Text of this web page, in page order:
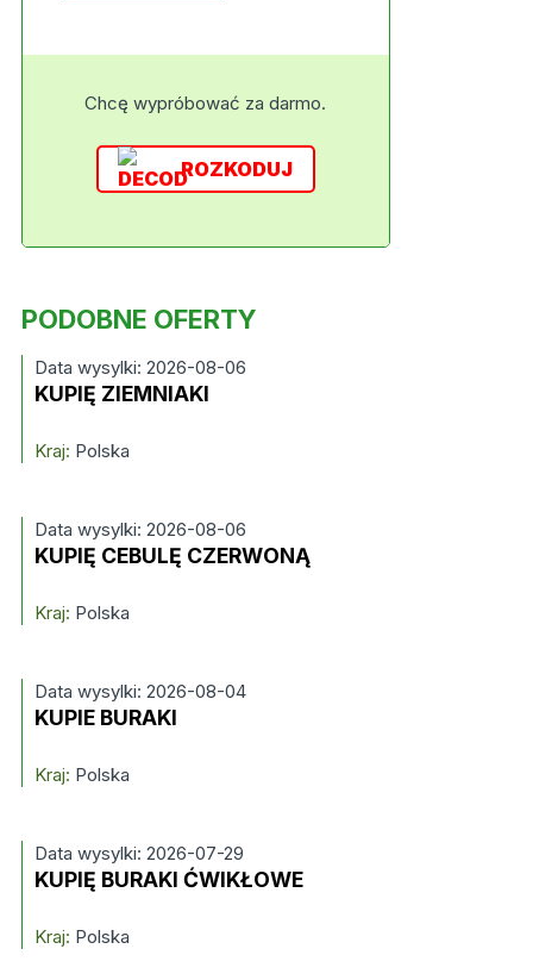
Chcę wypróbować za darmo.
ROZKODUJ
PODOBNE OFERTY
Data wysylki: 2026-08-06
KUPIĘ ZIEMNIAKI
Kraj: Polska
Data wysylki: 2026-08-06
KUPIĘ CEBULĘ CZERWONĄ
Kraj: Polska
Data wysylki: 2026-08-04
KUPIE BURAKI
Kraj: Polska
Data wysylki: 2026-07-29
KUPIĘ BURAKI ĆWIKŁOWE
Kraj: Polska